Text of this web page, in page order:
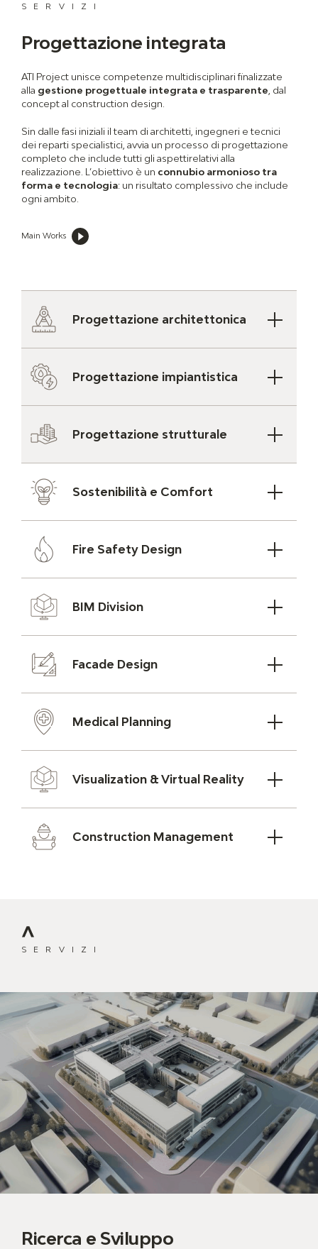
SERVIZI
Progettazione integrata
ATI Project unisce competenze multidisciplinari finalizzate
alla gestione progettuale integrata e trasparente , dal
concept al construction design.
Sin dalle fasi iniziali il team di architetti, ingegneri e tecnici
dei reparti specialistici, avvia un processo di progettazione
completo che include tutti gli aspettirelativi alla
realizzazione. L’obiettivo è un connubio armonioso tra
forma e tecnologia: un risultato complessivo che include
ogni ambito.
Main Works
Progettazione architettonica
Progettazione impiantistica
Progettazione strutturale
Sostenibilità e Comfort
Fire Safety Design
BIM Division
Facade Design
Medical Planning
Visualization & Virtual Reality
Construction Management
SERVIZI
Ricerca e Sviluppo